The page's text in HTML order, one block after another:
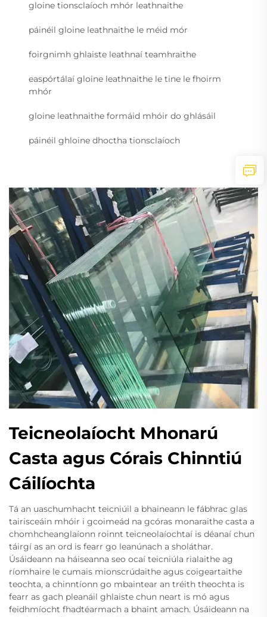
gloine tionsclaíoch mhór leathnaithe
páinéil gloine leathnaithe le méid mór
foirgnimh ghlaiste leathnaí teamhraithe
easpórtálaí gloine leathnaithe le tine le fhoirm
mhór
gloine leathnaithe formáid mhóir do ghlásáil
páinéil ghloine dhoctha tionsclaíoch
Teicneolaíocht Mhonarú
Casta agus Córais Chinntiú
Cáilíochta
Tá an uaschumhacht teicniúil a bhaineann le fábhrac glas
tairisceáin mhóir i gcoimeád na gcóras monaraithe casta a
chomhcheanglaíonn roinnt teicneolaíochtaí is déanaí chun
táirgí as an ord is fearr go leanúnach a sholáthar.
Úsáideann na háiseanna seo ocaí teicniúla rialaithe ag
ríomhaire le cumais mionscrúdaithe agus coigeartaithe
teochta, a chinntíonn go mbaintear an tréith theochta is
fearr as gach pleanáil ghlaiste chun neart is mó agus
feidhmíocht fhadtéarmach a bhaint amach. Úsáideann na